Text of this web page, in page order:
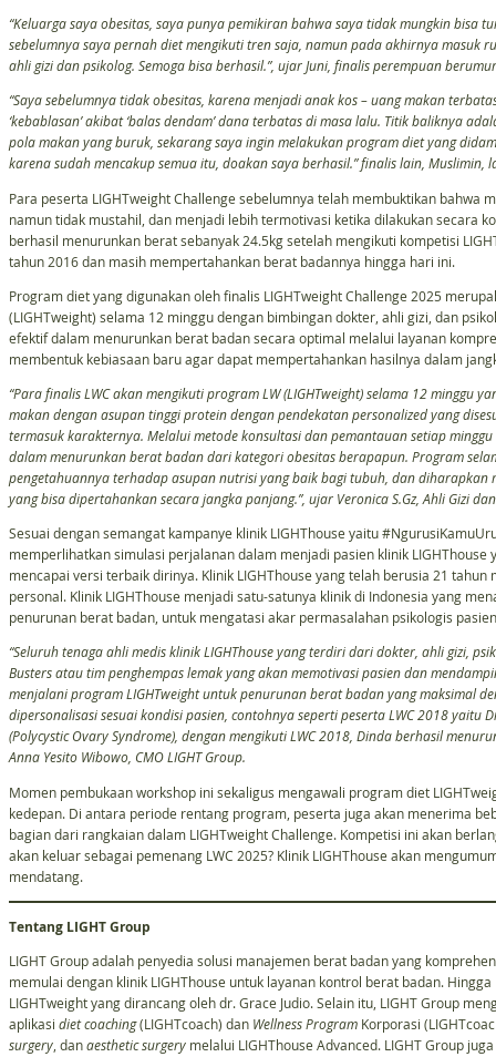
“Keluarga saya obesitas, saya punya pemikiran bahwa saya tidak mungkin bisa
sebelumnya saya pernah diet mengikuti tren saja, namun pada akhirnya masuk
ahli gizi dan psikolog. Semoga bisa berhasil.”, ujar Juni, finalis perempuan
“Saya sebelumnya tidak obesitas, karena menjadi anak kos – uang makan
‘kebablasan’ akibat ‘balas dendam’ dana terbatas di masa lalu. Titik baliknya
pola makan yang buruk, sekarang saya ingin melakukan program diet yang
karena sudah mencakup semua itu, doakan saya berhasil.” finalis lain,
Para peserta LIGHTweight Challenge sebelumnya telah membuktikan bahwa
namun tidak mustahil, dan menjadi lebih termotivasi ketika dilakukan secara
berhasil menurunkan berat sebanyak 24.5kg setelah mengikuti kompetisi
tahun 2016 dan masih mempertahankan berat badannya hingga hari ini.
Program diet yang digunakan oleh finalis LIGHTweight Challenge 2025
(LIGHTweight) selama 12 minggu dengan bimbingan dokter, ahli gizi, dan
efektif dalam menurunkan berat badan secara optimal melalui layanan
membentuk kebiasaan baru agar dapat mempertahankan hasilnya dalam
“Para finalis LWC akan mengikuti program LW (LIGHTweight) selama 12 minggu
makan dengan asupan tinggi protein dengan pendekatan personalized yang
termasuk karakternya. Melalui metode konsultasi dan pemantauan setiap minggu
dalam menurunkan berat badan dari kategori obesitas berapapun. Program
pengetahuannya terhadap asupan nutrisi yang baik bagi tubuh, dan diharapkan
yang bisa dipertahankan secara jangka panjang.”, ujar Veronica S.Gz, Ahli Gizi
Sesuai dengan semangat kampanye klinik LIGHThouse yaitu
memperlihatkan simulasi perjalanan dalam menjadi pasien klinik
mencapai versi terbaik dirinya. Klinik LIGHThouse yang telah berusia 21
personal. Klinik LIGHThouse menjadi satu-satunya klinik di Indonesia yang
penurunan berat badan, untuk mengatasi akar permasalahan psikologis
“Seluruh tenaga ahli medis klinik LIGHThouse yang terdiri dari dokter, ahli gizi,
Busters atau tim penghempas lemak yang akan memotivasi pasien dan
menjalani program LIGHTweight untuk penurunan berat badan yang maksimal
dipersonalisasi sesuai kondisi pasien, contohnya seperti peserta LWC 2018 yaitu
(Polycystic Ovary Syndrome), dengan mengikuti LWC 2018, Dinda berhasil
Anna Yesito Wibowo, CMO LIGHT Group.
Momen pembukaan workshop ini sekaligus mengawali program diet
kedepan. Di antara periode rentang program, peserta juga akan menerima
bagian dari rangkaian dalam LIGHTweight Challenge. Kompetisi ini akan
akan keluar sebagai pemenang LWC 2025? Klinik LIGHThouse akan
mendatang.
Tentang LIGHT Group
LIGHT Group adalah penyedia solusi manajemen berat badan yang
memulai dengan klinik LIGHThouse untuk layanan kontrol berat badan.
LIGHTweight yang dirancang oleh dr. Grace Judio. Selain itu, LIGHT Group
aplikasi diet coaching(LIGHTcoach) dan WellnessProgram Korporasi
surgery, danaesthetic surgery melalui LIGHThouse Advanced. LIGHT Group